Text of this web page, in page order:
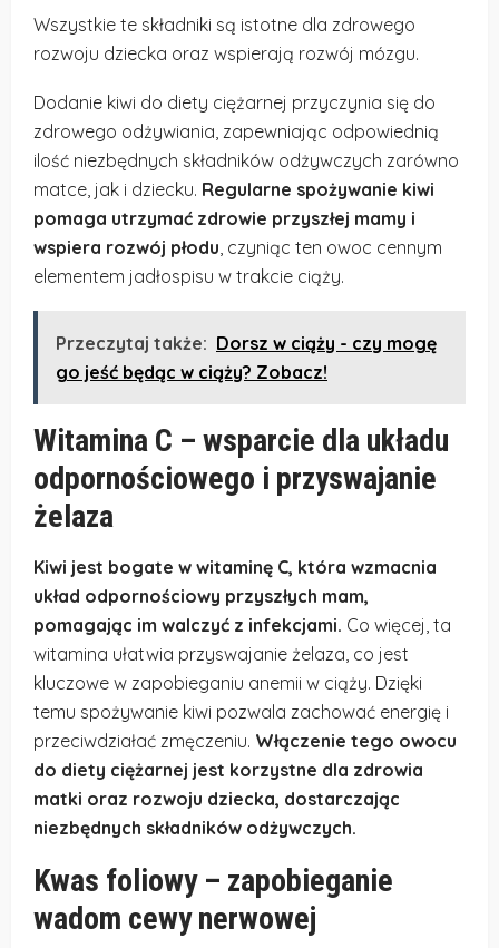
Wszystkie te składniki są istotne dla zdrowego
rozwoju dziecka oraz wspierają rozwój mózgu.
Dodanie kiwi do diety ciężarnej przyczynia się do
zdrowego odżywiania, zapewniając odpowiednią
ilość niezbędnych składników odżywczych zarówno
matce, jak i dziecku. Regularne spożywanie kiwi
pomaga utrzymać zdrowie przyszłej mamy i
wspiera rozwój płodu, czyniąc ten owoc cennym
elementem jadłospisu w trakcie ciąży.
Przeczytaj także: Dorsz w ciąży - czy mogę
go jeść będąc w ciąży? Zobacz!
Witamina C – wsparcie dla układu
odpornościowego i przyswajanie
żelaza
Kiwi jest bogate w witaminę C, która wzmacnia
układ odpornościowy przyszłych mam,
pomagając im walczyć z infekcjami. Co więcej, ta
witamina ułatwia przyswajanie żelaza, co jest
kluczowe w zapobieganiu anemii w ciąży. Dzięki
temu spożywanie kiwi pozwala zachować energię i
przeciwdziałać zmęczeniu. Włączenie tego owocu
do diety ciężarnej jest korzystne dla zdrowia
matki oraz rozwoju dziecka, dostarczając
niezbędnych składników odżywczych.
Kwas foliowy – zapobieganie
wadom cewy nerwowej